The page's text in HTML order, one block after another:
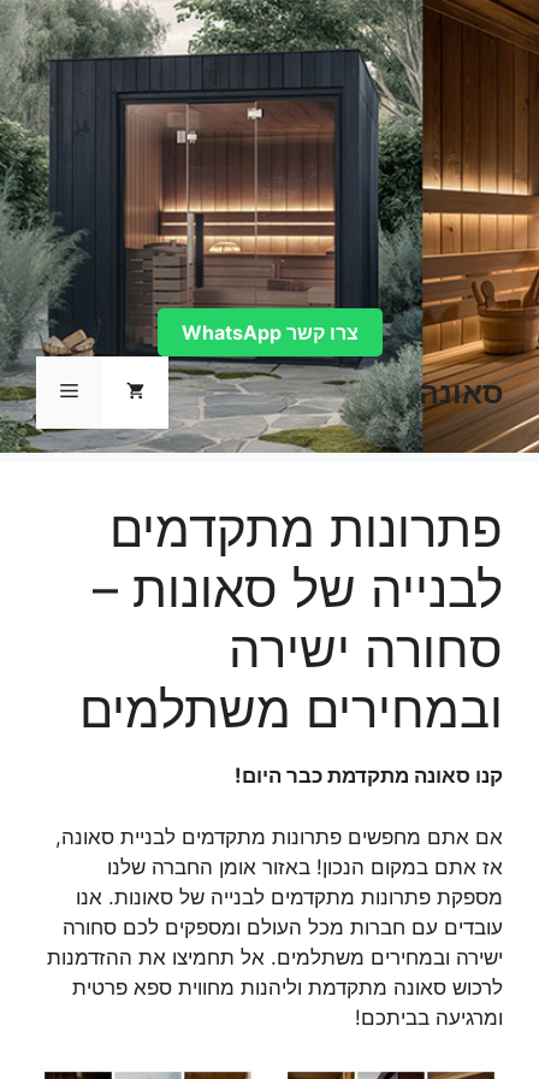
לדלג
לתוכן
סאונה תפריט
צרו קשר WhatsApp
פתרונות מתקדמים
לבנייה של סאונות –
סחורה ישירה
ובמחירים משתלמים
קנו סאונה מתקדמת כבר היום!
אם אתם מחפשים פתרונות מתקדמים לבניית סאונה,
אז אתם במקום הנכון! באזור אומן החברה שלנו
מספקת פתרונות מתקדמים לבנייה של סאונות. אנו
עובדים עם חברות מכל העולם ומספקים לכם סחורה
ישירה ובמחירים משתלמים. אל תחמיצו את ההזדמנות
לרכוש סאונה מתקדמת וליהנות מחווית ספא פרטית
ומרגיעה בביתכם!